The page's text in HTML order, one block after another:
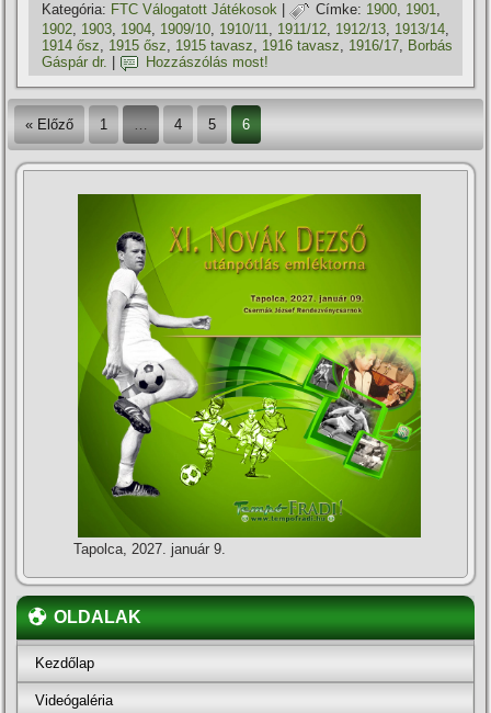
Kategória: FTC Válogatott Játékosok | Címke: 1900, 1901,
1902 1903 1904 1909/10 1910/11 1911/12 1912/13 1913/14
1914 ősz
1915 ősz 1915 tavasz 1916 tavasz 1916/17
Borbás
Gáspár dr.
Hozzászólás most!
« Előző 1 4 5 6
Tapolca, 2027. január 9.
OLDALAK
Kezdőlap
Videógaléria